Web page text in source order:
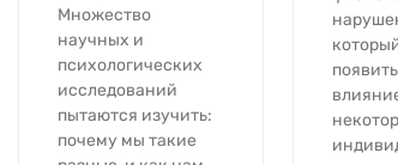
Множество
научных и
психологических
исследований
пытаются изучить:
почему мы такие